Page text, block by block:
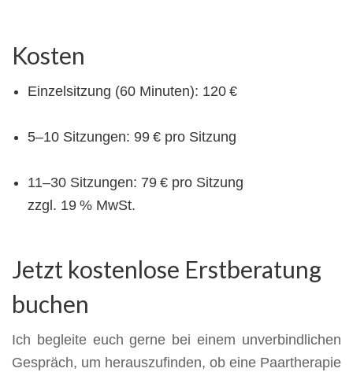
Kosten
Einzelsitzung (60 Minuten): 120 €
5–10 Sitzungen: 99 € pro Sitzung
11–30 Sitzungen: 79 € pro Sitzung
zzgl. 19 % MwSt.
Jetzt kostenlose Erstberatung
buchen
Ich begleite euch gerne bei einem unverbindlichen
Gespräch, um herauszufinden, ob eine Paartherapie